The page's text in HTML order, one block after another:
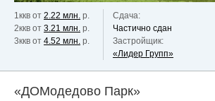
1ккв от 2.22 млн. р.
2ккв от 3.21 млн. р.
3ккв от 4.52 млн. р.
Сдача:
Частично сдан
Застройщик:
«Лидер Групп»
«ДОМодедово Парк»